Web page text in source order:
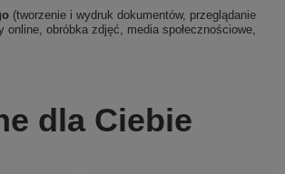
(tworzenie i wydruk dokumentów, przeglądanie
online, obróbka zdjęć, media społecznościowe,
dla Ciebie